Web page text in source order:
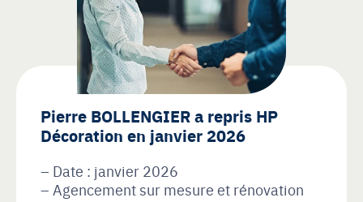
Pierre BOLLENGIER a repris HP
Décoration en janvier 2026
Date : janvier 2026
Agencement sur mesure et rénovation